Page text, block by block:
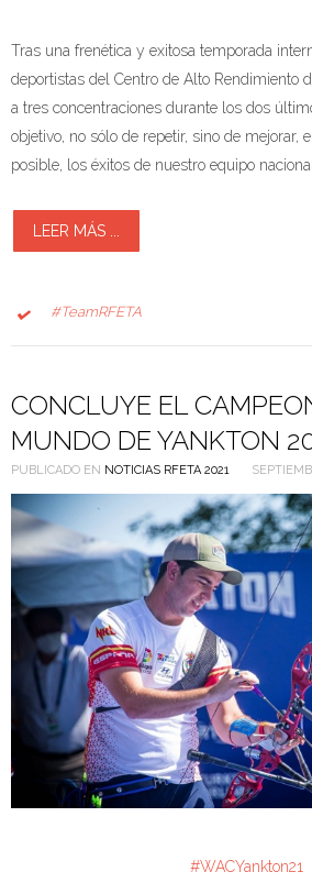
Tras una frenética y exitosa temporada
deportistas del Centro de Alto Rendimiento
a tres concentraciones durante los dos
objetivo, no sólo de repetir, sino de mejorar,
posible, los éxitos de nuestro equipo
LEER MÁS ...
#TeamRFETA
CONCLUYE EL
MUNDO DE YANKTON
PUBLICADO EN NOTICIAS RFETA 2021
#WACYankton21